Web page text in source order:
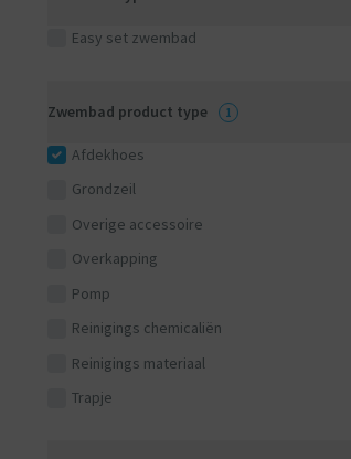
Easy set zwembad
Zwembad product type 1
Afdekhoes
Grondzeil
Overige accessoire
Overkapping
Pomp
Reinigings chemicaliën
Reinigings materiaal
Trapje